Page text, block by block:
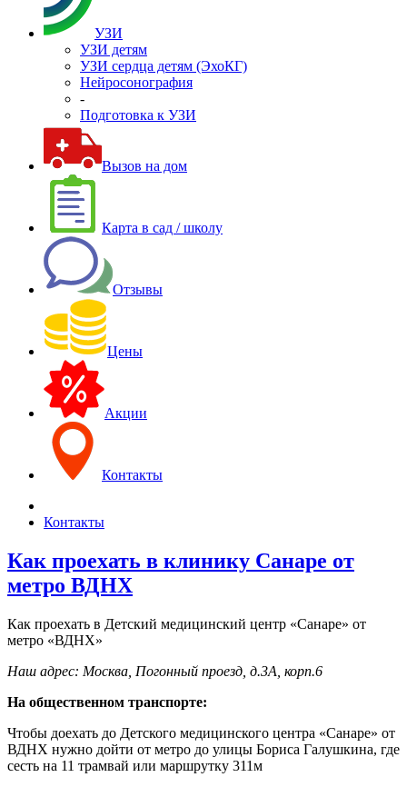
УЗИ
УЗИ детям
УЗИ сердца детям (ЭхоКГ)
Нейросонография
-
Подготовка к УЗИ
Вызов на дом
Карта в сад / школу
Отзывы
Цены
Акции
Контакты
Контакты
Как проехать в клинику Санаре от
метро ВДНХ
Как проехать в Детский медицинский центр «Санаре» от
метро «ВДНХ»
Наш адрес: Москва, Погонный проезд, д.3А, корп.6
На общественном транспорте:
Чтобы доехать до Детского медицинского центра «Санаре» от
ВДНХ нужно дойти от метро до улицы Бориса Галушкина, где
сесть на 11 трамвай или маршрутку 311м